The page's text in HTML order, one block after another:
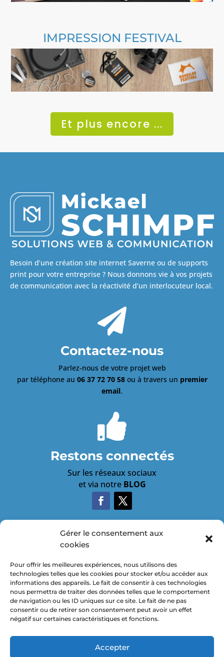
Gérer le consentement aux
cookies
Pour offrir les meilleures expériences, nous utilisons des
technologies telles que les cookies pour stocker et/ou accéder aux
informations des appareils. Le fait de consentir à ces technologies
nous permettra de traiter des données telles que le comportement
de navigation ou les ID uniques sur ce site. Le fait de ne pas
consentir ou de retirer son consentement peut avoir un effet
négatif sur certaines caractéristiques et fonctions.
Accepter
IMPRESSION FESTIVAL
Et plus encore ...
Besoin d’une création site internet Saverne ou de supports
print pour votre entreprise ? Nous donnons vie à vos projets
de communication avec la réactivité d’un interlocuteur local.

Contactez-nous
Parlez-nous de votre projet web
par téléphone au 06 37 72 70 58ou à travers un premier
email.

Restons connectés
Sur les réseaux sociaux
et via notre BLOG
